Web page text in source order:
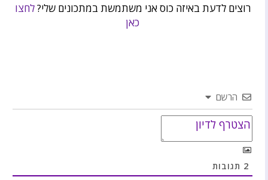
רוצים לדעת באיזה כוס אני משתמשת במתכונים שלי?לחצו
כאן
הרשם
2 תגובות